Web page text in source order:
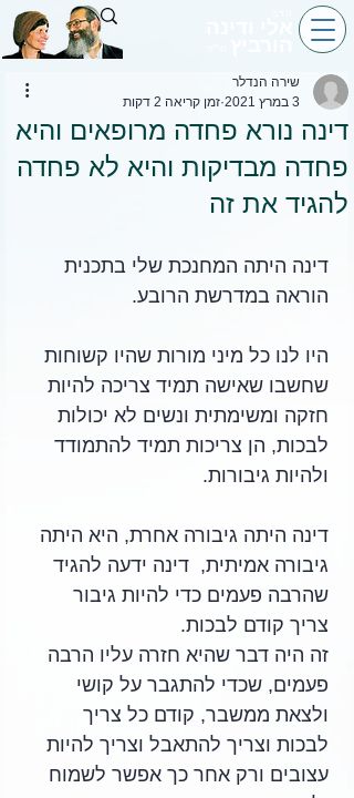
דינה נורא פחדה מרופאים והיא
פחדה מבדיקות והיא לא פחדה
להגיד את זה
שירה הנדלר
3 במרץ 2021
זמן קריאה 2 דקות
דינה היתה המחנכת שלי בתכנית
הוראה במדרשת הרובע.
היו לנו כל מיני מורות שהיו קשוחות
שחשבו שאישה תמיד צריכה להיות
חזקה ומשימתית ונשים לא יכולות
לבכות, הן צריכות תמיד להתמודד
ולהיות גיבורות.
דינה היתה גיבורה אחרת, היא היתה
גיבורה אמיתית,  דינה ידעה להגיד
שהרבה פעמים כדי להיות גיבור
צריך קודם לבכות.
זה היה דבר שהיא חזרה עליו הרבה
פעמים, שכדי להתגבר על קושי
ולצאת ממשבר, קודם כל צריך
לבכות וצריך להתאבל וצריך להיות
עצובים ורק אחר כך אפשר לשמוח